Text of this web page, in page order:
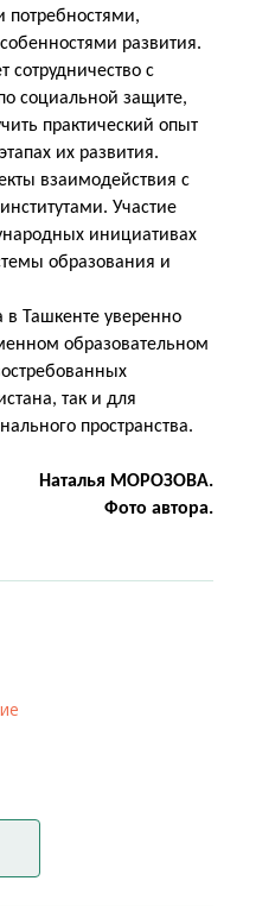
развития.
сотрудничество с
социальной защите,
практический опыт
их развития.
взаимодействия с
Участие
инициативах
образования и
Ташкенте уверенно
образовательном
так и для
пространства.
Наталья МОРОЗОВА.
Фото автора.